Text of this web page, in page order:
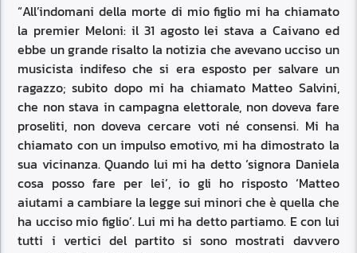
“All’indomani della morte di mio figlio mi ha chiamato
la premier Meloni: il 31 agosto lei stava a Caivano ed
ebbe un grande risalto la notizia che avevano ucciso un
musicista indifeso che si era esposto per salvare un
ragazzo; subito dopo mi ha chiamato Matteo Salvini,
che non stava in campagna elettorale, non doveva fare
proseliti, non doveva cercare voti né consensi. Mi ha
chiamato con un impulso emotivo, mi ha dimostrato la
sua vicinanza. Quando lui mi ha detto ‘signora Daniela
cosa posso fare per lei’, io gli ho risposto ‘Matteo
aiutami a cambiare la legge sui minori che è quella che
ha ucciso mio figlio’. Lui mi ha detto partiamo. E con lui
tutti i vertici del partito si sono mostrati davvero